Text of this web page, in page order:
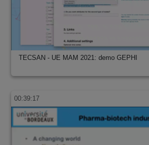
TECSAN - UE MAM 2021: demo GEPHI
00:39:17